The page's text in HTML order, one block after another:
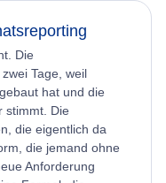
Die
Tage, weil
hat und die
stimmt. Die
die eigentlich da
die jemand ohne
Anforderung